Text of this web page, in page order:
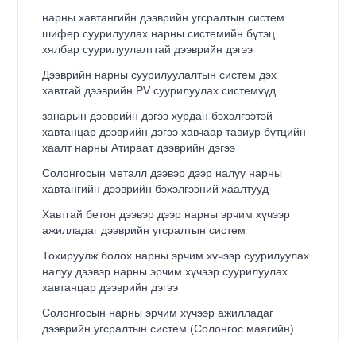
нарны хавтангийн дээврийн угсралтын систем
шифер суурилуулах нарны системийн бүтэц
хялбар суурилуулалттай дээврийн дэгээ
Дээврийн нарны суурилуулалтын систем дэх
хавтгай дээврийн PV суурилуулах системүүд
занарын дээврийн дэгээ хурдан бэхэлгээтэй
хавтанцар дээврийн дэгээ хавчаар тавиур бүтцийн
хаалт нарны Атираат дээврийн дэгээ
Солонгосын металл дээвэр дээр налуу нарны
хавтангийн дээврийн бэхэлгээний хаалтууд
Хавтгай бетон дээвэр дээр нарны эрчим хүчээр
ажилладаг дээврийн угсралтын систем
Тохируулж болох нарны эрчим хүчээр суурилуулах
налуу дээвэр нарны эрчим хүчээр суурилуулах
хавтанцар дээврийн дэгээ
Солонгосын нарны эрчим хүчээр ажилладаг
дээврийн угсралтын систем (Солонгос маягийн)